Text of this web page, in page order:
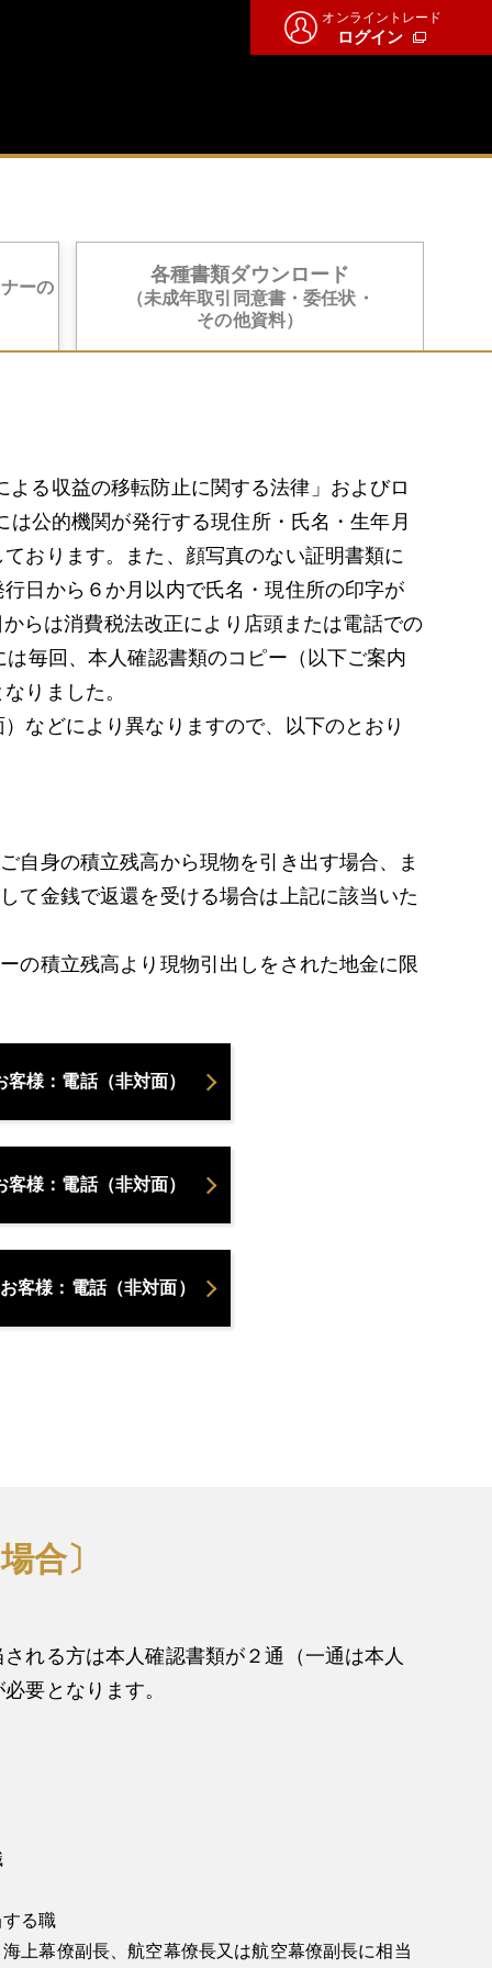
オンライントレード
ログイン
ーの
各種書類ダウンロード
（未成年取引同意書・委任状・
その他資料）
る収益の移転防止に関する法律」およびロ
公的機関が発行する現住所・氏名・生年月
おります。また、顔写真のない証明書類に
日から６か月以内で氏名・現住所の印字が
らは消費税法改正により店頭または電話での
毎回、本人確認書類のコピー（以下ご案内
りました。
などにより異なりますので、以下のとおり
自身の積立残高から現物を引き出す場合、ま
て金銭で返還を受ける場合は上記に該当いた
の積立残高より現物引出しをされた地金に限
客様：電話（非対面）
客様：電話（非対面）
客様：電話（非対面）
合〕
れる方は本人確認書類が２通（一通は本人
要となります。
る職
上幕僚副長、航空幕僚長又は航空幕僚副長に相当